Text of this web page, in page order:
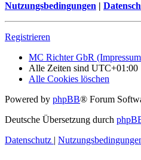
Nutzungsbedingungen |
Registrieren
MC Richter GbR
Alle Zeiten sind UTC+01:00
Alle Cookies löschen
Powered by phpBB® Forum
Deutsche Übersetzung durch
Datenschutz |